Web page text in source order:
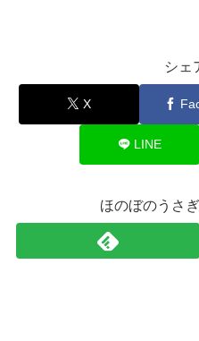
シェ
X
LINE
ほのぼのうさ